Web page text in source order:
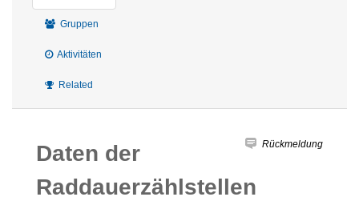
Gruppen
Aktivitäten
Related
Rückmeldung
Daten der
Raddauerzählstellen